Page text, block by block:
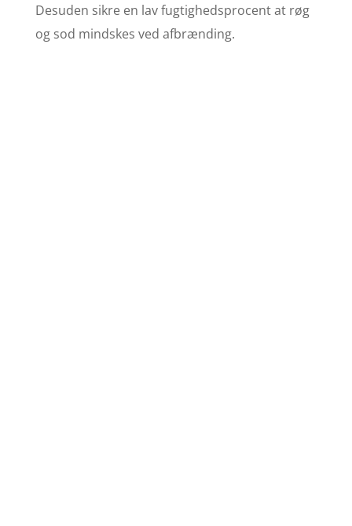
Desuden sikre en lav fugtighedsprocent at røg
og sod mindskes ved afbrænding.